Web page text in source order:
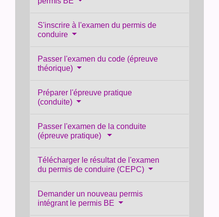
S'inscrire à l'examen du permis de
conduire
Passer l'examen du code (épreuve
théorique)
Préparer l'épreuve pratique
(conduite)
Passer l'examen de la conduite
(épreuve pratique)
Télécharger le résultat de l'examen
du permis de conduire (CEPC)
Demander un nouveau permis
intégrant le permis BE